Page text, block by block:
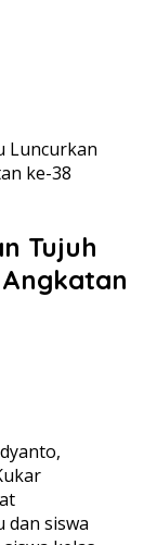
Luncurkan
ke-38
Tujuh
Angkatan
siswa